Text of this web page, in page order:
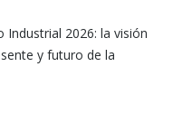
2026: la visión
y futuro de la